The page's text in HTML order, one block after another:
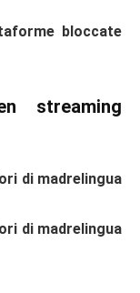
bloccate
streaming
di madrelingua
di madrelingua